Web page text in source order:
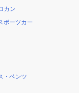
カン
ポーツカー
・ベンツ